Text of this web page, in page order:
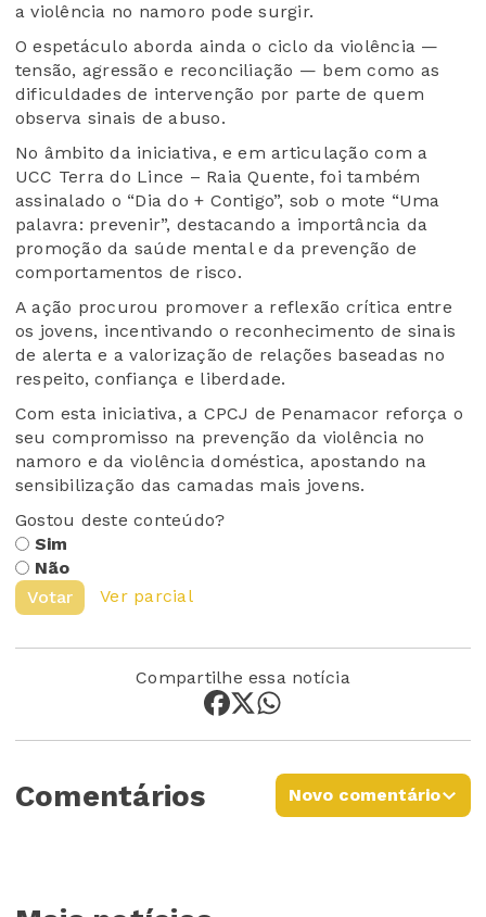
a violência no namoro pode surgir.
O espetáculo aborda ainda o ciclo da violência —
tensão, agressão e reconciliação — bem como as
dificuldades de intervenção por parte de quem
observa sinais de abuso.
No âmbito da iniciativa, e em articulação com a
UCC Terra do Lince – Raia Quente, foi também
assinalado o “Dia do + Contigo”, sob o mote “Uma
palavra: prevenir”, destacando a importância da
promoção da saúde mental e da prevenção de
comportamentos de risco.
A ação procurou promover a reflexão crítica entre
os jovens, incentivando o reconhecimento de sinais
de alerta e a valorização de relações baseadas no
respeito, confiança e liberdade.
Com esta iniciativa, a CPCJ de Penamacor reforça o
seu compromisso na prevenção da violência no
namoro e da violência doméstica, apostando na
sensibilização das camadas mais jovens.
Gostou deste conteúdo?
Sim
Não
Votar
Ver parcial
Compartilhe essa notícia
Comentários Novo comentário